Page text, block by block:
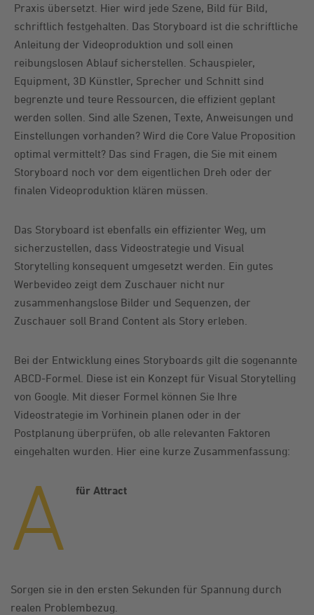
Praxis übersetzt. Hier wird jede Szene, Bild für Bild,
schriftlich festgehalten. Das Storyboard ist die schriftliche
Anleitung der Videoproduktion und soll einen
reibungslosen Ablauf sicherstellen. Schauspieler,
Equipment, 3D Künstler, Sprecher und Schnitt sind
begrenzte und teure Ressourcen, die effizient geplant
werden sollen. Sind alle Szenen, Texte, Anweisungen und
Einstellungen vorhanden? Wird die Core Value Proposition
optimal vermittelt? Das sind Fragen, die Sie mit einem
Storyboard noch vor dem eigentlichen Dreh oder der
finalen Videoproduktion klären müssen.
Das Storyboard ist ebenfalls ein effizienter Weg, um
sicherzustellen, dass Videostrategie und Visual
Storytelling konsequent umgesetzt werden. Ein gutes
Werbevideo zeigt dem Zuschauer nicht nur
zusammenhangslose Bilder und Sequenzen, der
Zuschauer soll Brand Content als Story erleben.
Bei der Entwicklung eines Storyboards gilt die sogenannte
ABCD-Formel. Diese ist ein Konzept für Visual Storytelling
von Google. Mit dieser Formel können Sie Ihre
Videostrategie im Vorhinein planen oder in der
Postplanung überprüfen, ob alle relevanten Faktoren
eingehalten wurden. Hier eine kurze Zusammenfassung:
A für Attract
Sorgen sie in den ersten Sekunden für Spannung durch
realen Problembezug.